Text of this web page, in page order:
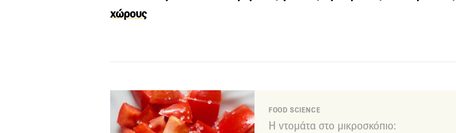
χώρους
FOOD SCIENCE
Η ντομάτα στο μικροσκόπιο: